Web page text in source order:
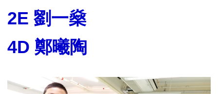
2E 劉一燊
4D 鄭曦陶